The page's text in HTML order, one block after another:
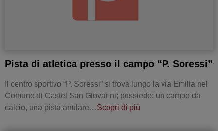
Pista di atletica presso il campo “P. Soressi”
Il centro sportivo “P. Soressi” si trova lungo la via Emilia nel
Comune di Castel San Giovanni; possiede: un campo da
calcio, una pista anulare…Scopri di più